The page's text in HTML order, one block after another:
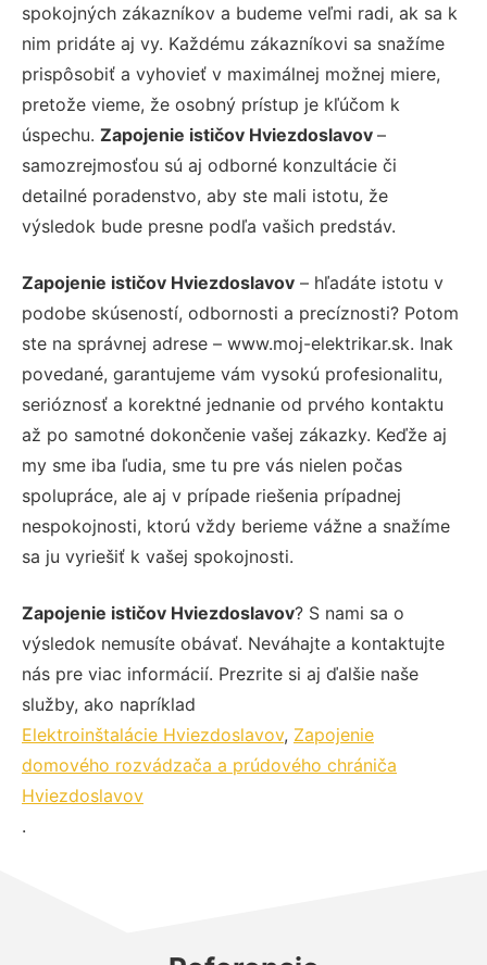
spokojných zákazníkov a budeme veľmi radi, ak sa k
nim pridáte aj vy. Každému zákazníkovi sa snažíme
prispôsobiť a vyhovieť v maximálnej možnej miere,
pretože vieme, že osobný prístup je kľúčom k
úspechu. Zapojenie ističov Hviezdoslavov –
samozrejmosťou sú aj odborné konzultácie či
detailné poradenstvo, aby ste mali istotu, že
výsledok bude presne podľa vašich predstáv.
Zapojenie ističov Hviezdoslavov – hľadáte istotu v
podobe skúseností, odbornosti a precíznosti? Potom
ste na správnej adrese – www.moj-elektrikar.sk. Inak
povedané, garantujeme vám vysokú profesionalitu,
serióznosť a korektné jednanie od prvého kontaktu
až po samotné dokončenie vašej zákazky. Keďže aj
my sme iba ľudia, sme tu pre vás nielen počas
spolupráce, ale aj v prípade riešenia prípadnej
nespokojnosti, ktorú vždy berieme vážne a snažíme
sa ju vyriešiť k vašej spokojnosti.
Zapojenie ističov Hviezdoslavov? S nami sa o
výsledok nemusíte obávať. Neváhajte a kontaktujte
nás pre viac informácií. Prezrite si aj ďalšie naše
služby, ako napríklad
Elektroinštalácie Hviezdoslavov, Zapojenie
domového rozvádzača a prúdového chrániča
Hviezdoslavov
.